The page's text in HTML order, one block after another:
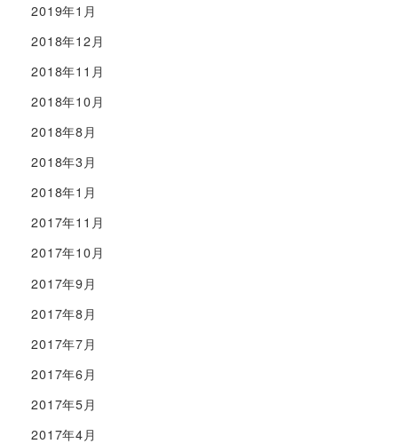
2019年1月
2018年12月
2018年11月
2018年10月
2018年8月
2018年3月
2018年1月
2017年11月
2017年10月
2017年9月
2017年8月
2017年7月
2017年6月
2017年5月
2017年4月